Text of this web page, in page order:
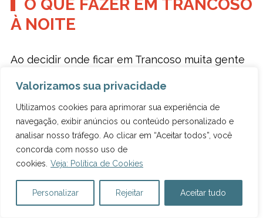
Valorizamos sua privacidade
Utilizamos cookies para aprimorar sua experiência de
navegação, exibir anúncios ou conteúdo personalizado e
analisar nosso tráfego. Ao clicar em “Aceitar todos”, você
concorda com nosso uso de
cookies. Veja: Política de Cookies
Personalizar Rejeitar Aceitar tudo
O QUE FAZER EM TRANCOSO
À NOITE
Ao decidir onde ficar em Trancoso muita gente
isso, é importante saber que os melhores
destinos para curtir festas no estilo balada são
as praias dos Nativos e do Rio Verde. Lá ficam
diversos beach clubs como oFly Club Trancoso
e o Casa Clube, que organizam eventos no
verão ou alta temporada.
Agora, se você está buscando o que fazer em
Trancoso à noite na baixa temporada, vale a